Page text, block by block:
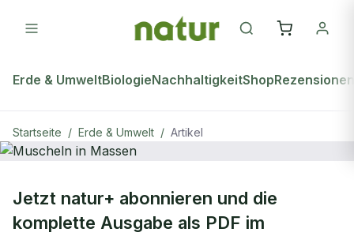
Erde & UmweltBiologieNachhaltigkeitShopRezensionen
Startseite / Erde & Umwelt / Artikel
Muscheln in Massen
Jetzt natur+ abonnieren und die
komplette Ausgabe als PDF im